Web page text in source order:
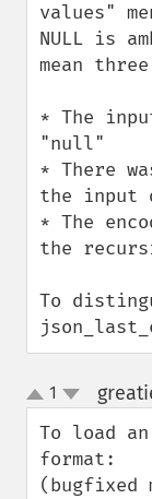
values"
NULL is
mean
* The
"null"
* There
the input
* The
the
To
up
down
1
To load
format:
(bugfixed